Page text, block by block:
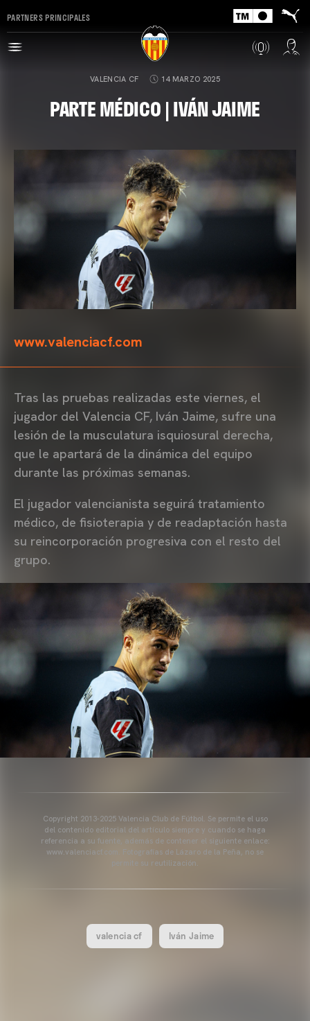
PARTNERS PRINCIPALES
VALENCIA CF 14 MARZO 2025
PARTE MÉDICO | IVÁN JAIME
www.valenciacf.com
Tras las pruebas realizadas este viernes, el
jugador del Valencia CF, Iván Jaime, sufre una
lesión de la musculatura isquiosural derecha,
que le apartará de la dinámica del equipo
durante las próximas semanas.
El jugador valencianista seguirá tratamiento
médico, de fisioterapia y de readaptación hasta
su reincorporación progresiva con el resto del
grupo.
Copyright 2013-2025 Valencia Club de Fútbol. Se permite el uso
del contenido editorial del artículo siempre y cuando se haga
referencia a su fuente, además de contener el siguiente enlace:
www.valenciacf.com. Fotografías de Lázaro de la Peña, no se
permite su reutilización.
valencia cf Iván Jaime